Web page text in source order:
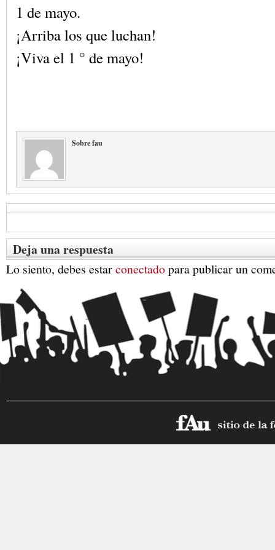
1 de mayo.
¡Arriba los que luchan!
¡Viva el 1 ° de mayo!
Sobre fau
Deja una respuesta
Lo siento, debes estarconectadopara publicar un